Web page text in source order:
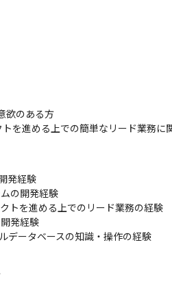
業務からスタートいただきます。
としてご活躍いただくことを期待して
成果は給与・賞与にしっかり反映い
を高めていける環境です。
欲のある方
を進める上での簡単なリード業務に
発経験
の開発経験
トを進める上でのリード業務の経験
発経験
データベースの知識・操作の経験